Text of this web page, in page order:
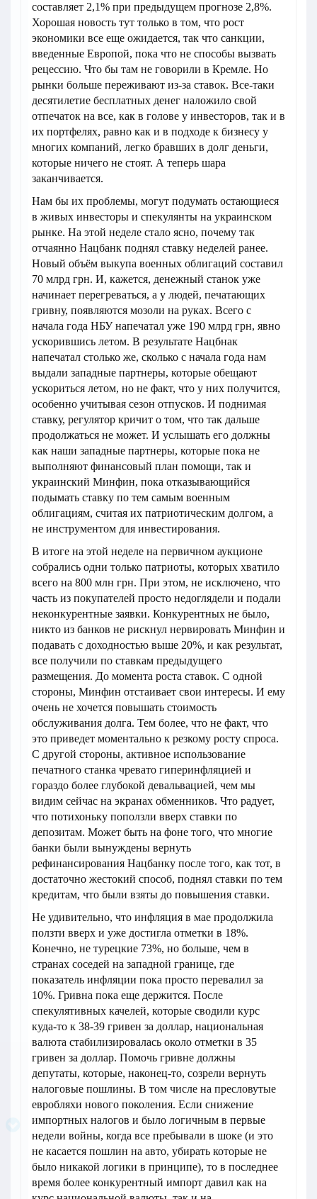
составляет 2,1% при предыдущем прогнозе 2,8%.
Хорошая новость тут только в том, что рост
экономики все еще ожидается, так что санкции,
введенные Европой, пока что не способы вызвать
рецессию. Что бы там не говорили в Кремле. Но
рынки больше переживают из-за ставок. Все-таки
десятилетие бесплатных денег наложило свой
отпечаток на все, как в голове у инвесторов, так и в
их портфелях, равно как и в подходе к бизнесу у
многих компаний, легко бравших в долг деньги,
которые ничего не стоят. А теперь шара
заканчивается.
Нам бы их проблемы, могут подумать остающиеся
в живых инвесторы и спекулянты на украинском
рынке. На этой неделе стало ясно, почему так
отчаянно Нацбанк поднял ставку неделей ранее.
Новый объём выкупа военных облигаций составил
70 млрд грн. И, кажется, денежный станок уже
начинает перегреваться, а у людей, печатающих
гривну, появляются мозоли на руках. Всего с
начала года НБУ напечатал уже 190 млрд грн, явно
ускорившись летом. В результате Нацбнак
напечатал столько же, сколько с начала года нам
выдали западные партнеры, которые обещают
ускориться летом, но не факт, что у них получится,
особенно учитывая сезон отпусков. И поднимая
ставку, регулятор кричит о том, что так дальше
продолжаться не может. И услышать его должны
как наши западные партнеры, которые пока не
выполняют финансовый план помощи, так и
украинский Минфин, пока отказывающийся
подымать ставку по тем самым военным
облигациям, считая их патриотическим долгом, а
не инструментом для инвестирования.
В итоге на этой неделе на первичном аукционе
собрались одни только патриоты, которых хватило
всего на 800 млн грн. При этом, не исключено, что
часть из покупателей просто недоглядели и подали
неконкурентные заявки. Конкурентных не было,
никто из банков не рискнул нервировать Минфин и
подавать с доходностью выше 20%, и как результат,
все получили по ставкам предыдущего
размещения. До момента роста ставок. С одной
стороны, Минфин отстаивает свои интересы. И ему
очень не хочется повышать стоимость
обслуживания долга. Тем более, что не факт, что
это приведет моментально к резкому росту спроса.
С другой стороны, активное использование
печатного станка чревато гиперинфляцией и
гораздо более глубокой девальвацией, чем мы
видим сейчас на экранах обменников. Что радует,
что потихоньку поползли вверх ставки по
депозитам. Может быть на фоне того, что многие
банки были вынуждены вернуть
рефинансирования Нацбанку после того, как тот, в
достаточно жестокий способ, поднял ставки по тем
кредитам, что были взяты до повышения ставки.
Не удивительно, что инфляция в мае продолжила
ползти вверх и уже достигла отметки в 18%.
Конечно, не турецкие 73%, но больше, чем в
странах соседей на западной границе, где
показатель инфляции пока просто перевалил за
10%. Гривна пока еще держится. После
спекулятивных качелей, которые сводили курс
куда-то к 38-39 гривен за доллар, национальная
валюта стабилизировалась около отметки в 35
гривен за доллар. Помочь гривне должны
депутаты, которые, наконец-то, созрели вернуть
налоговые пошлины. В том числе на пресловутые
евробляхи нового поколения. Если снижение
импортных налогов и было логичным в первые
недели войны, когда все пребывали в шоке (и это
не касается пошлин на авто, убирать которые не
было никакой логики в принципе), то в последнее
время более конкурентный импорт давил как на